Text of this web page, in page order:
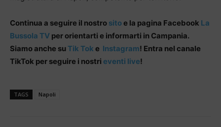
Continua a seguire il nostro sitoe la pagina Facebook La
Bussola TV per orientarti e informarti in Campania.
Siamo anche suTik Tok e Instagram! Entra nel canale
TikTok per seguire i nostri eventi live!
TAGS Napoli